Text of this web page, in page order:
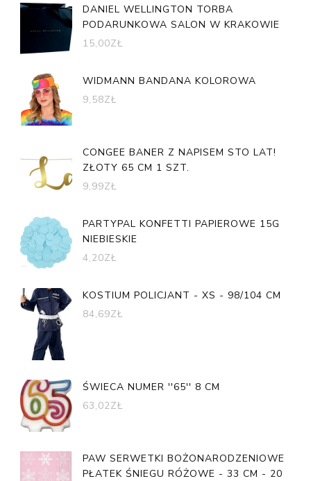
DANIEL WELLINGTON TORBA
PODARUNKOWA SALON W KRAKOWIE
15,00ZŁ
WIDMANN BANDANA KOLOROWA
9,58ZŁ
CONGEE BANER Z NAPISEM STO LAT!
ZŁOTY 65 CM 1 SZT.
9,99ZŁ
PARTYPAL KONFETTI PAPIEROWE 15G
NIEBIESKIE
4,20ZŁ
KOSTIUM POLICJANT - XS - 98/104 CM
84,69ZŁ
ŚWIECA NUMER ''65'' 8 CM
63,02ZŁ
PAW SERWETKI BOŻONARODZENIOWE
PŁATEK ŚNIEGU RÓŻOWE - 33 CM - 20